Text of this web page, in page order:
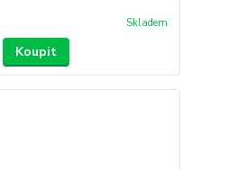
Skladem
Koupit